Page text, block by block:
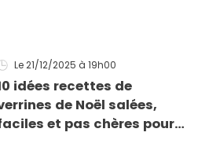
Le 21/12/2025 à 19h00
idées recettes de
de Noël salées,
et pas chères pour